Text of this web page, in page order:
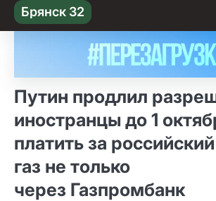
Skip
to content
Брянск 32
Путин продлил
иностранцы до 1
платить за российский
газ не только
через Газпромбанк